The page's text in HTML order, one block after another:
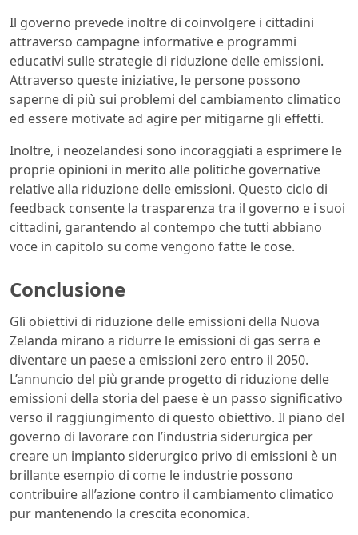
Il governo prevede inoltre di coinvolgere i cittadini
attraverso campagne informative e programmi
educativi sulle strategie di riduzione delle emissioni.
Attraverso queste iniziative, le persone possono
saperne di più sui problemi del cambiamento climatico
ed essere motivate ad agire per mitigarne gli effetti.
Inoltre, i neozelandesi sono incoraggiati a esprimere le
proprie opinioni in merito alle politiche governative
relative alla riduzione delle emissioni. Questo ciclo di
feedback consente la trasparenza tra il governo e i suoi
cittadini, garantendo al contempo che tutti abbiano
voce in capitolo su come vengono fatte le cose.
Conclusione
Gli obiettivi di riduzione delle emissioni della Nuova
Zelanda mirano a ridurre le emissioni di gas serra e
diventare un paese a emissioni zero entro il 2050.
L’annuncio del più grande progetto di riduzione delle
emissioni della storia del paese è un passo significativo
verso il raggiungimento di questo obiettivo. Il piano del
governo di lavorare con l’industria siderurgica per
creare un impianto siderurgico privo di emissioni è un
brillante esempio di come le industrie possono
contribuire all’azione contro il cambiamento climatico
pur mantenendo la crescita economica.